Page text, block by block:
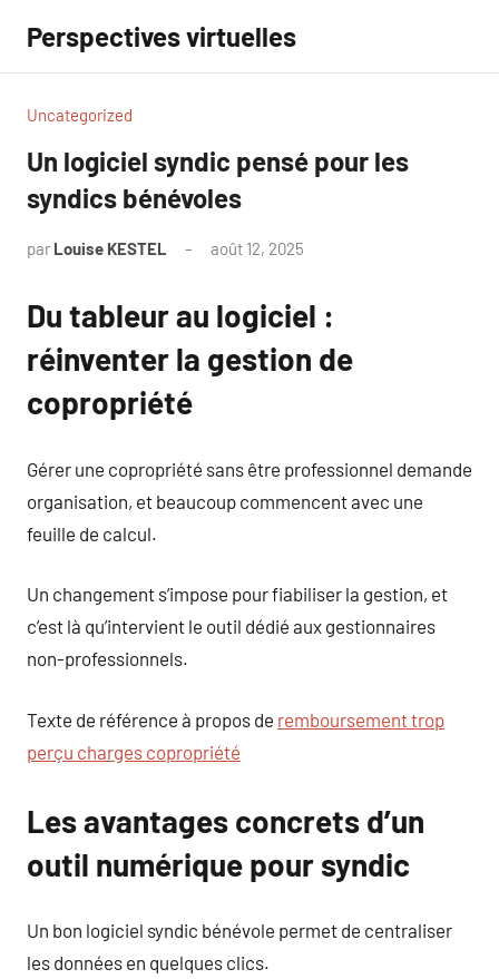
contenu
Perspectives virtuelles
Uncategorized
Un logiciel syndic pensé pour les
syndics bénévoles
par Louise KESTEL août 12, 2025
Du tableur au logiciel :
réinventer la gestion de
copropriété
Gérer une copropriété sans être professionnel demande
organisation, et beaucoup commencent avec une
feuille de calcul.
Un changement s’impose pour fiabiliser la gestion, et
c’est là qu’intervient le outil dédié aux gestionnaires
non-professionnels.
Texte de référence à propos de remboursement trop
perçu charges copropriété
Les avantages concrets d’un
outil numérique pour syndic
Un bon logiciel syndic bénévole permet de centraliser
les données en quelques clics.